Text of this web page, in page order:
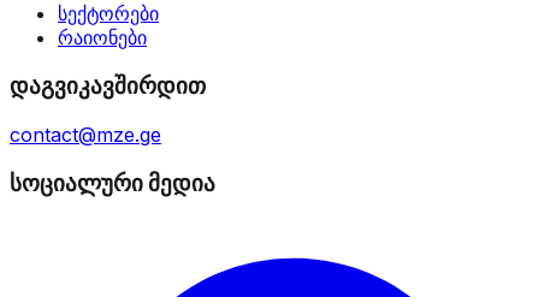
სექტორები
რაიონები
დაგვიკავშირდით
contact@mze.ge
სოციალური მედია